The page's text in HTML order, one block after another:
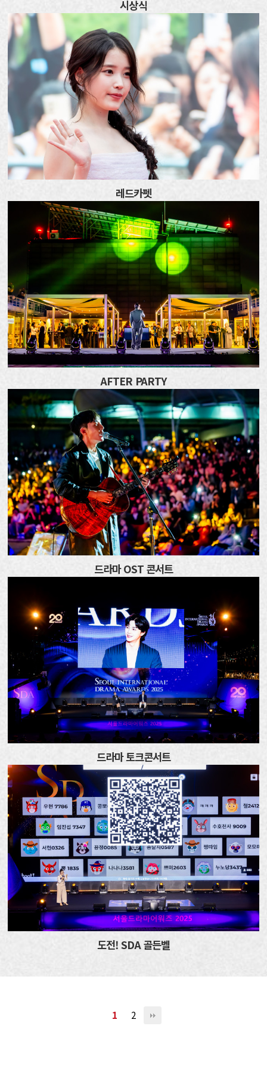
시상식
레드카펫
AFTER PARTY
드라마 OST 콘서트
드라마 토크콘서트
도전! SDA 골든벨
1 2